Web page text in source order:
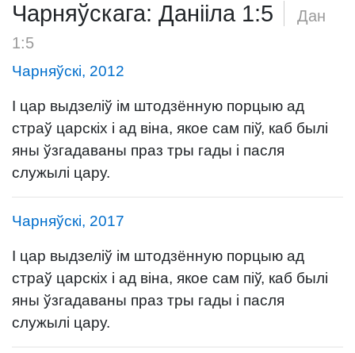
Чарняўскага: Данііла 1:5
Дан
1:5
Чарняўскі, 2012
І цар выдзеліў ім штодзённую порцыю ад
страў царскіх і ад віна, якое сам піў, каб былі
яны ўзгадаваны праз тры гады і пасля
служылі цару.
Чарняўскі, 2017
І цар выдзеліў ім штодзённую порцыю ад
страў царскіх і ад віна, якое сам піў, каб былі
яны ўзгадаваны праз тры гады і пасля
служылі цару.